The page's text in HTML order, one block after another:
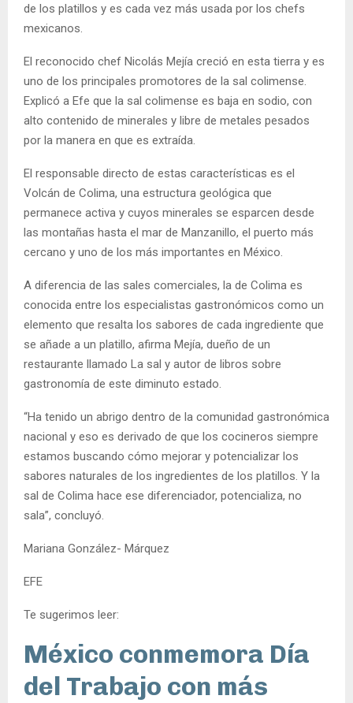
de los platillos y es cada vez más usada por los chefs
mexicanos.
El reconocido chef Nicolás Mejía creció en esta tierra y es
uno de los principales promotores de la sal colimense.
Explicó a Efe que la sal colimense es baja en sodio, con
alto contenido de minerales y libre de metales pesados
por la manera en que es extraída.
El responsable directo de estas características es el
Volcán de Colima, una estructura geológica que
permanece activa y cuyos minerales se esparcen desde
las montañas hasta el mar de Manzanillo, el puerto más
cercano y uno de los más importantes en México.
A diferencia de las sales comerciales, la de Colima es
conocida entre los especialistas gastronómicos como un
elemento que resalta los sabores de cada ingrediente que
se añade a un platillo, afirma Mejía, dueño de un
restaurante llamado La sal y autor de libros sobre
gastronomía de este diminuto estado.
“Ha tenido un abrigo dentro de la comunidad gastronómica
nacional y eso es derivado de que los cocineros siempre
estamos buscando cómo mejorar y potencializar los
sabores naturales de los ingredientes de los platillos. Y la
sal de Colima hace ese diferenciador, potencializa, no
sala”, concluyó.
Mariana González- Márquez
EFE
Te sugerimos leer:
México conmemora Día
del Trabajo con más